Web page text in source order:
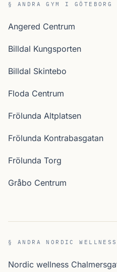
§ ANDRA GYM I GÖTEBORG
Angered Centrum
Billdal Kungsporten
Billdal Skintebo
Floda Centrum
Frölunda Altplatsen
Frölunda Kontrabasgatan
Frölunda Torg
Gråbo Centrum
§ ANDRA NORDIC
Nordic wellness